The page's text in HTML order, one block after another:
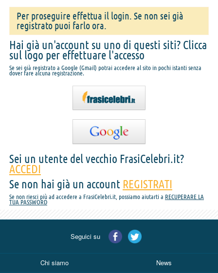
Per proseguire effettua il login. Se non sei già
registrato puoi farlo ora.
Hai già un'account su uno di questi siti? Clicca
sul logo per effettuare l'accesso
Se sei già registrato a Google (Gmail) potrai accedere al sito in pochi istanti senza
dover fare alcuna registrazione.
Sei un utente del vecchio FrasiCelebri.it?
ACCEDI
Se non hai già un account REGISTRATI
Se non riesci più ad accedere a FrasiCelebri.it, possiamo aiutarti a RECUPERARE LA
TUA PASSWORD
Seguici su
Chi siamo News